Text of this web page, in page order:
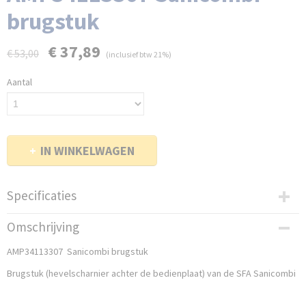
brugstuk
€ 53,00 € 37,89 (inclusief btw 21%)
Aantal
IN WINKELWAGEN
Specificaties
Productcode
80SI-34113307
Productcode leverancier
Omschrijving
AMP34113307 Sanicombi brugstuk
Brugstuk (hevelscharnier achter de bedienplaat) van de SFA Sanicombi